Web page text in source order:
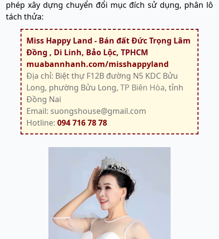
phép xây dựng chuyển đổi mục đích sử dụng, phân lô
tách thửa:
Miss Happy Land - Bán đất Đức Trọng Lâm
Đồng , Di Linh, Bảo Lộc, TPHCM
muabannhanh.com/misshappyland
Địa chỉ: Biệt thự F12B đường N5 KDC Bửu
Long, phường Bửu Long, TP Biên Hòa, tỉnh
Đồng Nai
Email: suongshouse@gmail.com
Hotline: 094 716 78 78